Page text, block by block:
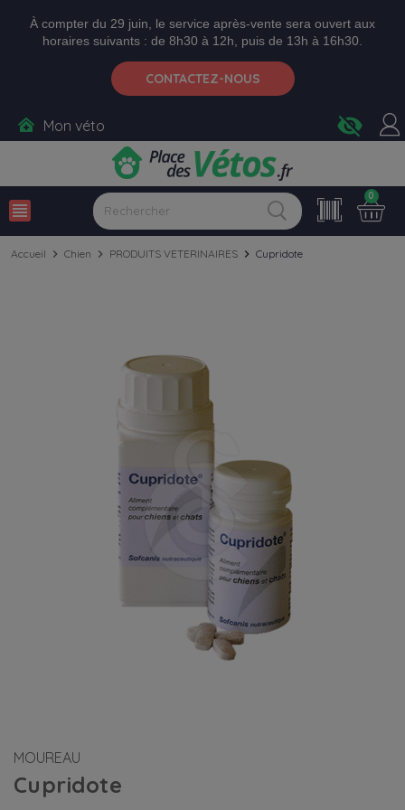
À compter du 29 juin, le service après-vente sera ouvert aux
horaires suivants : de 8h30 à 12h, puis de 13h à 16h30.
CONTACTEZ-NOUS
Mon véto visibility_off
view_headline
0
Accueil chevron_right Chien chevron_right PRODUITS VETERINAIRES chevron_right Cupridote
MOUREAU
Cupridote